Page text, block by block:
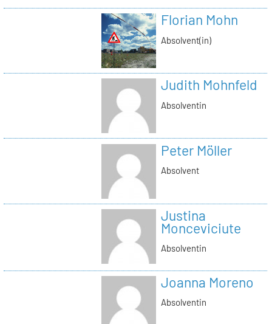
Florian Mohn
Absolvent(in)
Judith Mohnfeld
Absolventin
Peter Möller
Absolvent
Justina
Monceviciute
Absolventin
Joanna Moreno
Absolventin